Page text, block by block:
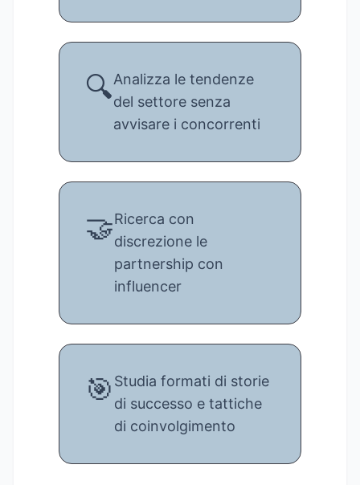
🔍Analizza le tendenze
del settore senza
avvisare i concorrenti
🤝Ricerca con
discrezione le
partnership con
influencer
🎯 Studia formati di storie
di successo e tattiche
di coinvolgimento